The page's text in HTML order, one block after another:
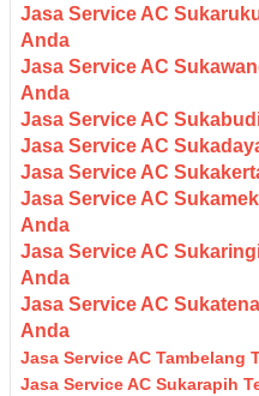
Jasa Service AC
Anda
Jasa Service AC
Anda
Jasa Service AC
Jasa Service AC
Jasa Service AC
Jasa Service AC
Anda
Jasa Service AC
Anda
Jasa Service AC
Anda
Jasa Service AC Tambelang
Jasa Service AC Sukarapih